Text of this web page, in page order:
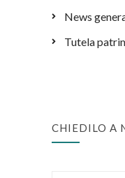
News
Tutela
CHIEDILO A